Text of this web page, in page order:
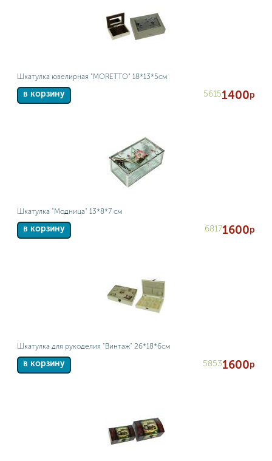
Шкатулка ювелирная "MORETTO" 18*13*5см
в корзину 56151400р
Шкатулка "Модница" 13*8*7 см
в корзину 68171600р
Шкатулка для рукоделия "Винтаж" 26*18*6см
в корзину 58531600р